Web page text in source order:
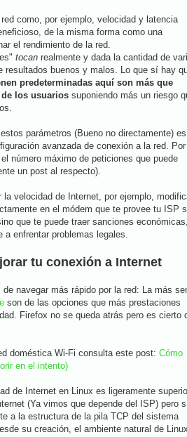
como, por ejemplo, velocidad y latencia
de la misma forma como una
el rendimiento de la red.
tocan realmente y dada la cantidad de
resultados buenos y malos. Lo que sí hay
predeterminadas aquí son más que
los usuarios suponiendo más un riesgo
parámetros (Bueno no directamente)
avanzada de conexión a la red. Por
número máximo de peticiones que puede
un post al respecto).
velocidad de Internet, por ejemplo,
en el módem que te provee tu ISP
que te puede traer sanciones económicas,
enfrentar problemas legales.
tu conexión a Internet
navegar más rápido por la red: La más
son de las opciones que más prestaciones
Firefox no se queda atrás pero es cierto
doméstica Wi-Fi consulta este post: Cómo
en el intento)
de Internet en Linux es ligeramente
(Ya vimos que depende del ISP) pero
a la estructura de la pila TCP del sistema
su creación, el ambiente natural de